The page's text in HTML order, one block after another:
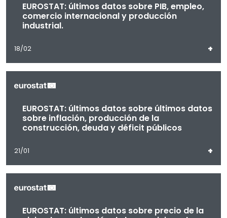
EUROSTAT: últimos datos sobre PIB, empleo,
comercio internacional y producción
industrial.
18/02 +
EUROSTAT: últimos datos sobre últimos datos
sobre inflación, producción de la
construcción, deuda y déficit públicos
21/01 +
EUROSTAT: últimos datos sobre precio de la